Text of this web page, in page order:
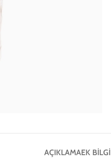
AÇIKLAMAEK BILGI